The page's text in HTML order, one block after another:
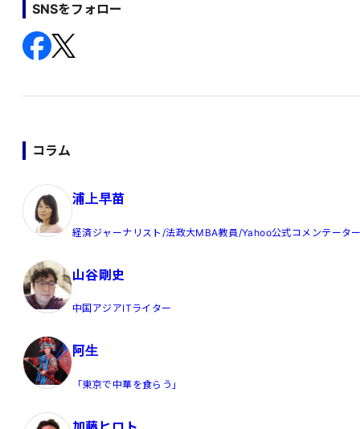
SNSをフォロー
コラム
浦上早苗
経済ジャーナリスト/法政大MBA教員/Yahoo公式コメンテータ
山谷剛史
中国アジアITライター
阿生
「東京で中華を食らう」